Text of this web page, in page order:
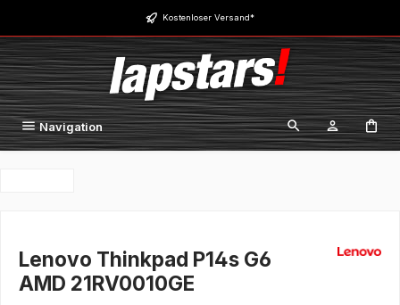
Zum Hauptinhalt springen Kostenloser Versand*
Navigation
Lenovo Thinkpad P14s G6
AMD 21RV0010GE